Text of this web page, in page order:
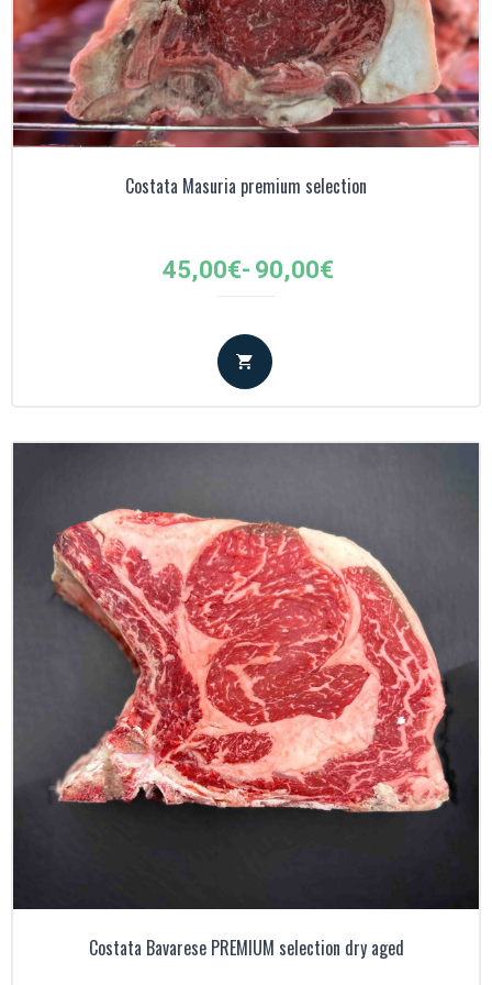
Costata Masuria premium selection
45,00€- 90,00€
Fascia
prezzo:
da
45,00€
90,00€
Costata Bavarese PREMIUM selection dry aged